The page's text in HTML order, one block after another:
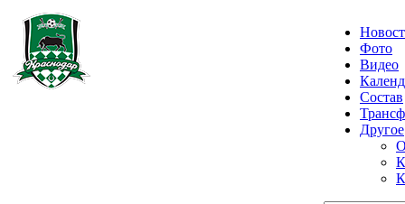
Фото
Видео
Состав
Другое